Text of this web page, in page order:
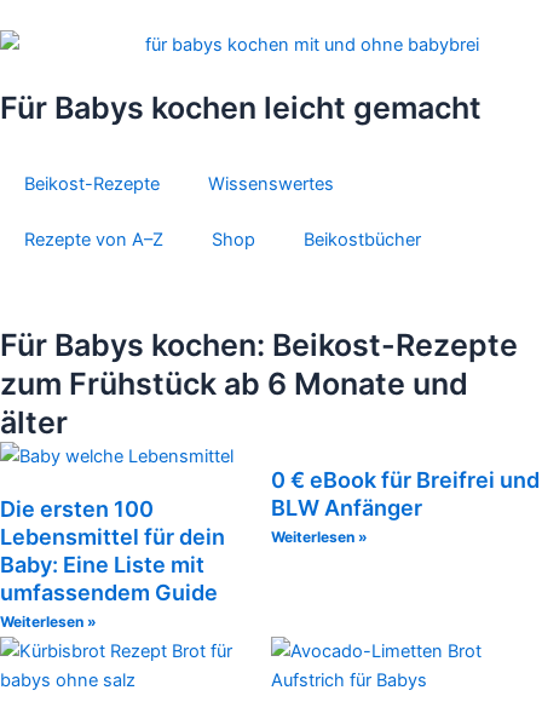
Inhalt
Für Babys kochen leicht gemacht
Beikost-Rezepte Wissenswertes
Rezepte von A–Z Shop Beikostbücher
Für Babys kochen: Beikost-Rezepte
zum Frühstück ab 6 Monate und
älter
Die ersten 100
Lebensmittel für dein
Baby: Eine Liste mit
umfassendem Guide
Weiterlesen »
0 € eBook für Breifrei und
BLW Anfänger
Weiterlesen »